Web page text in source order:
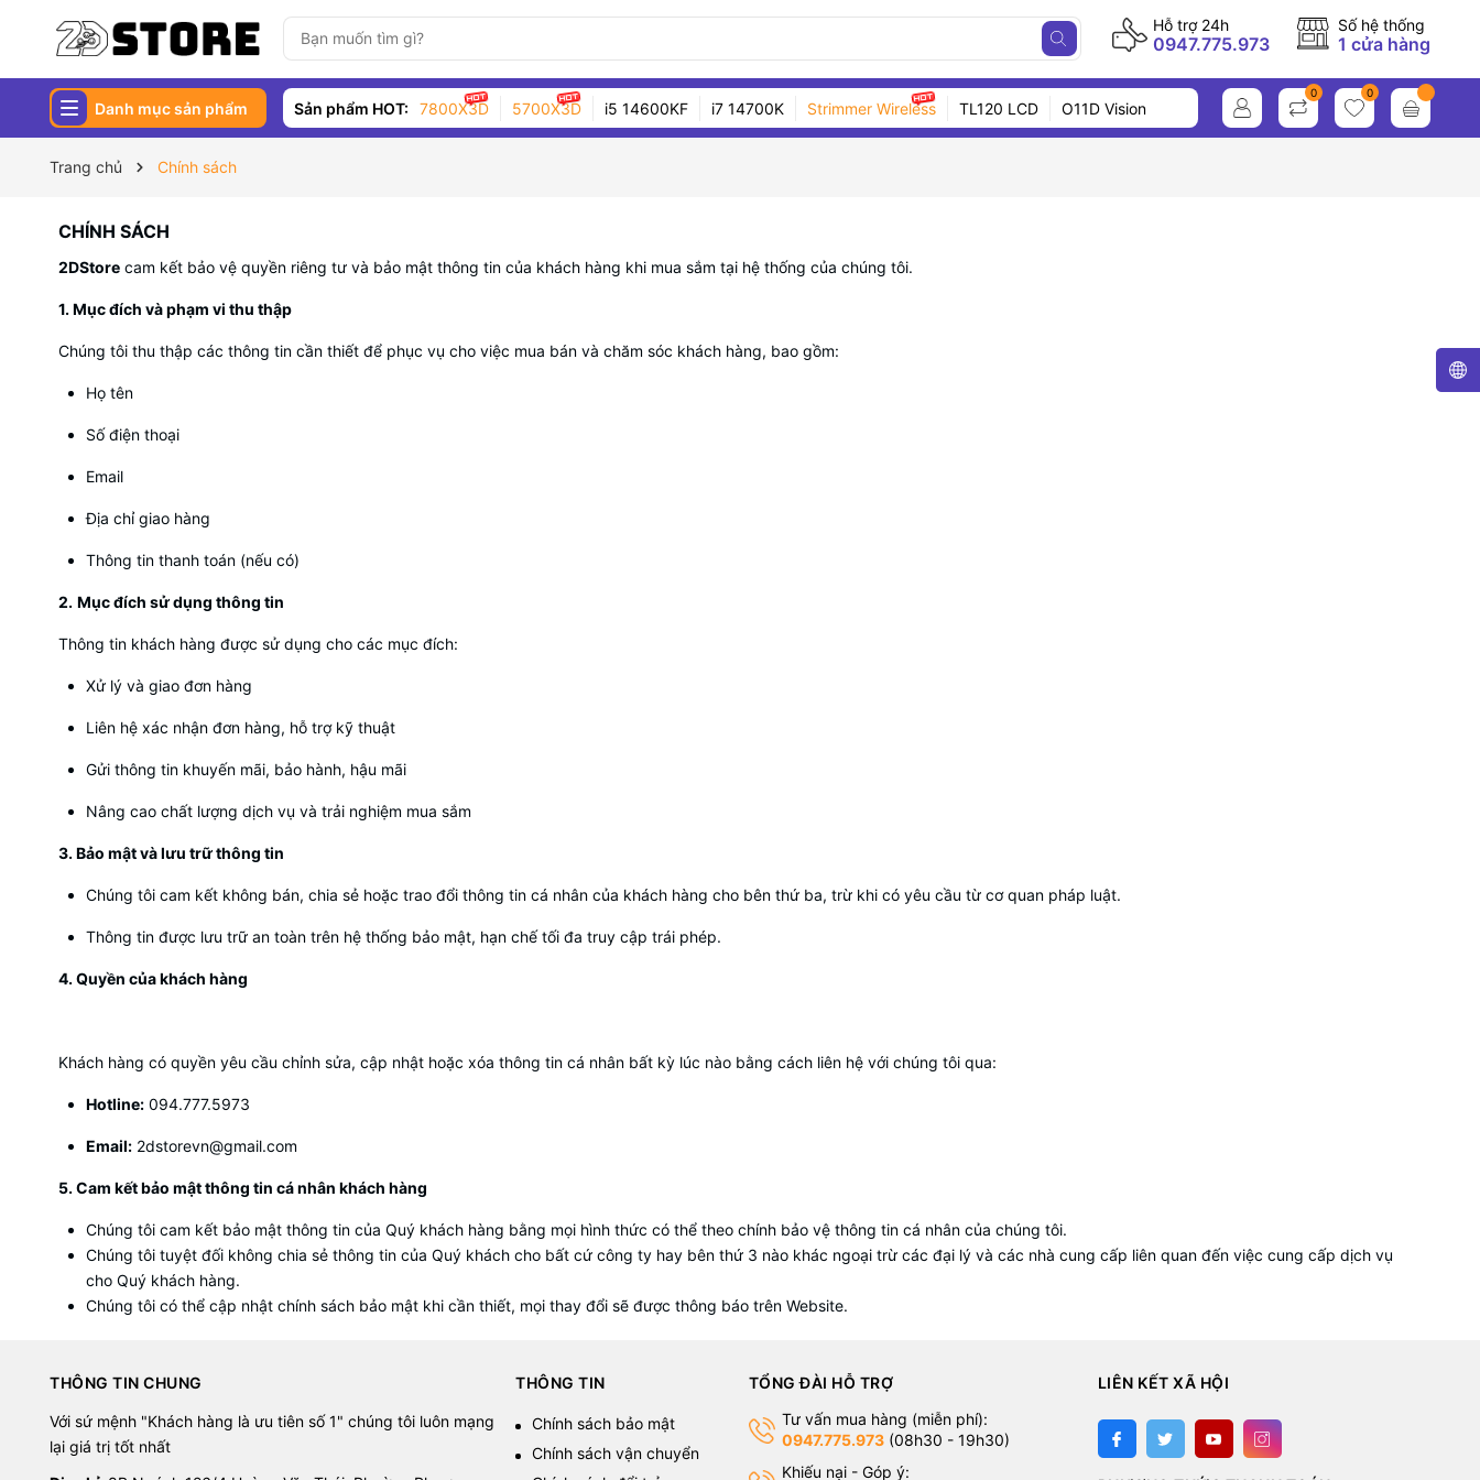
Hỗ trợ 24h
0947.775.973
Số hệ thống
1 cửa hàng
Danh mục sản phẩm Sản phẩm HOT: 7800X3D 5700X3D i5 14600KF i7 14700K Strimmer Wireless TL120 LCD O11D Vision
0 0
Trang chủ Chính sách
CHÍNH SÁCH
2DStorecam kết bảo vệ quyền riêng tư và bảo mật thông tin của khách hàng khi mua sắm tại hệ thống của chúng tôi.
1. Mục đích và phạm vi thu thập
Chúng tôi thu thập các thông tin cần thiết để phục vụ cho việc mua bán và chăm sóc khách hàng, bao gồm:
Họ tên
Số điện thoại
Email
Địa chỉ giao hàng
Thông tin thanh toán (nếu có)
2. Mục đích sử dụng thông tin
Thông tin khách hàng được sử dụng cho các mục đích:
Xử lý và giao đơn hàng
Liên hệ xác nhận đơn hàng, hỗ trợ kỹ thuật
Gửi thông tin khuyến mãi, bảo hành, hậu mãi
Nâng cao chất lượng dịch vụ và trải nghiệm mua sắm
3. Bảo mật và lưu trữ thông tin
Chúng tôi cam kết không bán, chia sẻ hoặc trao đổi thông tin cá nhân của khách hàng cho bên thứ ba, trừ khi có yêu cầu từ cơ quan pháp luật.
Thông tin được lưu trữ an toàn trên hệ thống bảo mật, hạn chế tối đa truy cập trái phép.
4. Quyền của khách hàng
Khách hàng có quyền yêu cầu chỉnh sửa, cập nhật hoặc xóa thông tin cá nhân bất kỳ lúc nào bằng cách liên hệ với chúng tôi qua:
Hotline:094.777.5973
Email:2dstorevn@gmail.com
5. Cam kết bảo mật thông tin cá nhân khách hàng
Chúng tôi cam kết bảo mật thông tin của Quý khách hàng bằng mọi hình thức có thể theo chính bảo vệ thông tin cá nhân của chúng tôi.
Chúng tôi tuyệt đối không chia sẻ thông tin của Quý khách cho bất cứ công ty hay bên thứ 3 nào khác ngoại trừ các đại lý và các nhà cung cấp liên quan đến việc cung cấp dịch vụ
cho Quý khách hàng.
Chúng tôi có thể cập nhật chính sách bảo mật khi cần thiết, mọi thay đổi sẽ được thông báo trên Website.
THÔNG TIN CHUNG
Với sứ mệnh "Khách hàng là ưu tiên số 1" chúng tôi luôn mạng
lại giá trị tốt nhất
THÔNG TIN
Chính sách bảo mật
Chính sách vận chuyển
TỔNG ĐÀI HỖ TRỢ
Tư vấn mua hàng (miễn phí):
0947.775.973(08h30 - 19h30)
Khiếu nại - Góp ý:
LIÊN KẾT XÃ HỘI